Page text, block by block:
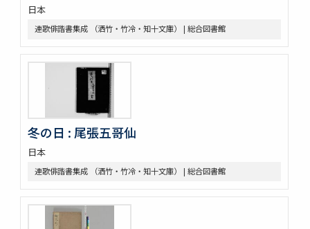
日本
連歌俳諧書集成 （洒竹・竹冷・知十文庫） | 総合図書館
冬の日 : 尾張五哥仙
日本
連歌俳諧書集成 （洒竹・竹冷・知十文庫） | 総合図書館